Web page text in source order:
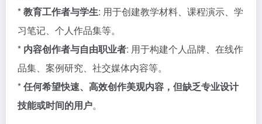
*教育工作者与学生: 用于创建教学材料、课程演示、学
习笔记、个人作品集等。
* 内容创作者与自由职业者: 用于构建个人品牌、在线作
品集、案例研究、社交媒体内容等。
*任何希望快速、高效创作美观内容，但缺乏专业设计
技能或时间的用户。